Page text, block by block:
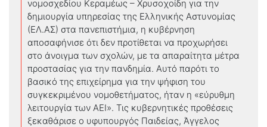
νομοσχεδίου Κεραμέως – Χρυσοχοίδη για την
δημιουργία υπηρεσίας της Ελληνικής Αστυνομίας
(ΕΛ.ΑΣ) στα πανεπιστήμια, η κυβέρνηση
αποσαφήνισε ότι δεν προτίθεται να προχωρήσει
στο άνοιγμα των σχολών, με τα απαραίτητα μέτρα
προστασίας για την πανδημία. Αυτό παρότι το
βασικό της επιχείρημα για την ψήφιση του
συγκεκριμένου νομοθετήματος, ήταν η «εύρυθμη
λειτουργία των ΑΕΙ». Τις κυβερνητικές προθέσεις
ξεκαθάρισε ο υφυπουργός Παιδείας, Άγγελος